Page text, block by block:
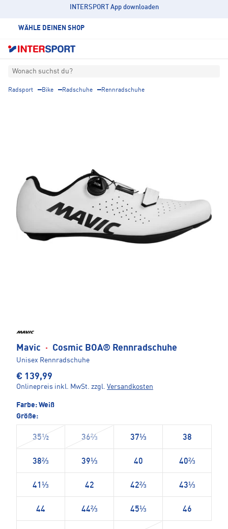
INTERSPORT App downloaden
WÄHLE DEINEN SHOP
Wonach suchst du?
Radsport Bike Radschuhe Rennradschuhe
Mavic · Cosmic BOA® Rennradschuhe
Unisex Rennradschuhe
€ 139,99
Onlinepreis inkl. MwSt. zzgl. Versandkosten
Farbe: Weiß
Größe:
35½ 36⅔ 37⅓ 38
38⅔ 39⅓ 40 40⅔
41⅓ 42 42⅔ 43⅓
44 44⅔ 45⅓ 46